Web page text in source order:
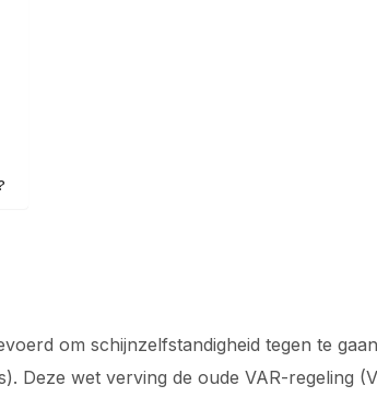
om schijnzelfstandigheid tegen te
Deze wet verving de oude VAR-regeling